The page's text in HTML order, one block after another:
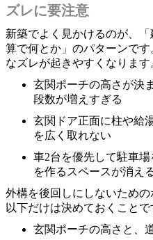
ズレに要注意
新築でよく見かけるのが、
算で何とか」のパターンで
なズレが起きやすくなります
玄関ポーチの高さが決
段数が増えすぎる
玄関ドア正面に柱や給
を広く取れない
車2台を優先して駐車
を作るスペースが消え
外構を後回しにしないため
以下だけは決めておくことで
玄関ポーチの高さと、